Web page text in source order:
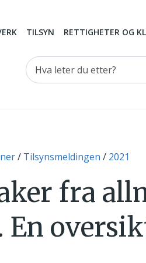
TILSYN RETTIGHETER OG
Hva leter du etter?
Tilsynsmeldingen 2021
fra
En